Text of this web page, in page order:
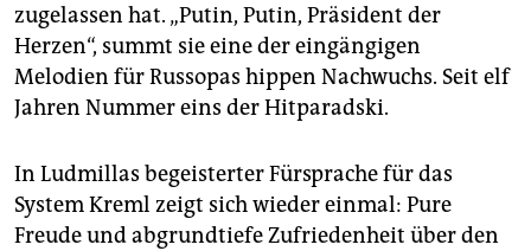
zugelassen hat. „Putin, Putin, Präsident der
Herzen“, summt sie eine der eingängigen
Melodien für Russopas hippen Nachwuchs. Seit elf
Jahren Nummer eins der Hitparadski.
In Ludmillas begeisterter Fürsprache für das
System Kreml zeigt sich wieder einmal: Pure
Freude und abgrundtiefe Zufriedenheit über den